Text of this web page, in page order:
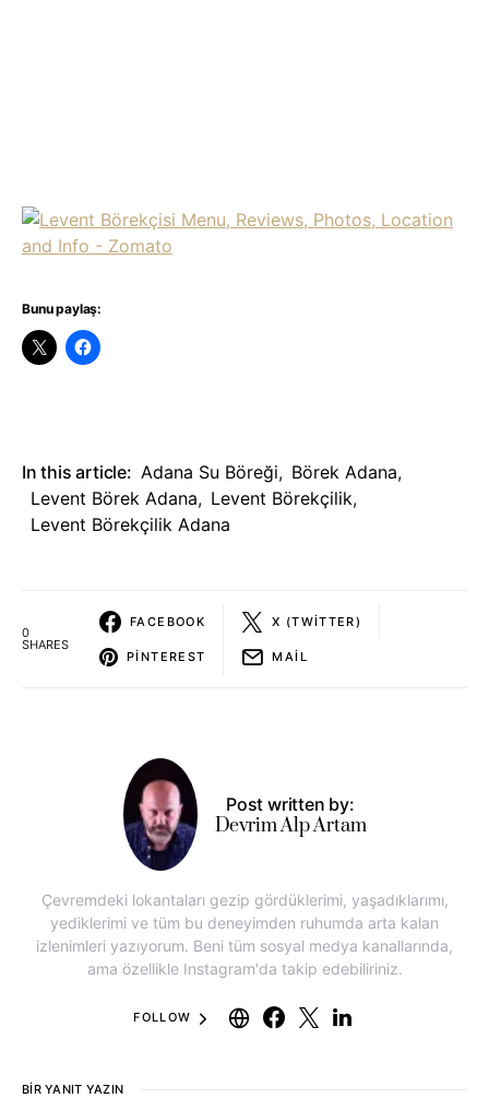
Bunu paylaş:
In this article: Adana Su Böreği, Börek Adana,
Levent Börek Adana, Levent Börekçilik,
Levent Börekçilik Adana
0
SHARES
FACEBOOK X (TWITTER)
PINTEREST MAIL
Post written by:
Devrim Alp Artam
Çevremdeki lokantaları gezip gördüklerimi, yaşadıklarımı,
yediklerimi ve tüm bu deneyimden ruhumda arta kalan
izlenimleri yazıyorum. Beni tüm sosyal medya kanallarında,
ama özellikle Instagram'da takip edebiliriniz.
FOLLOW
BIR YANIT YAZIN